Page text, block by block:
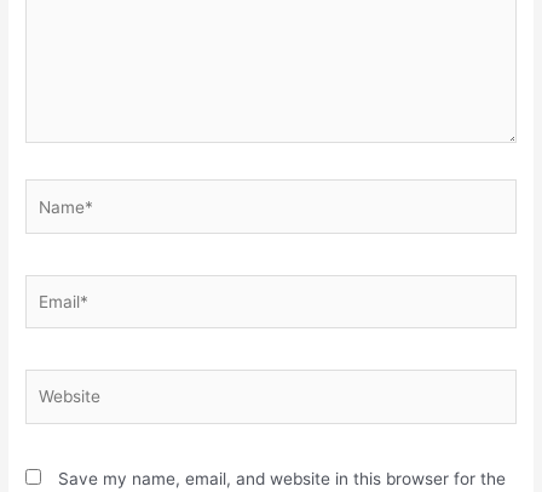
Save my name, email, and website in this browser for the